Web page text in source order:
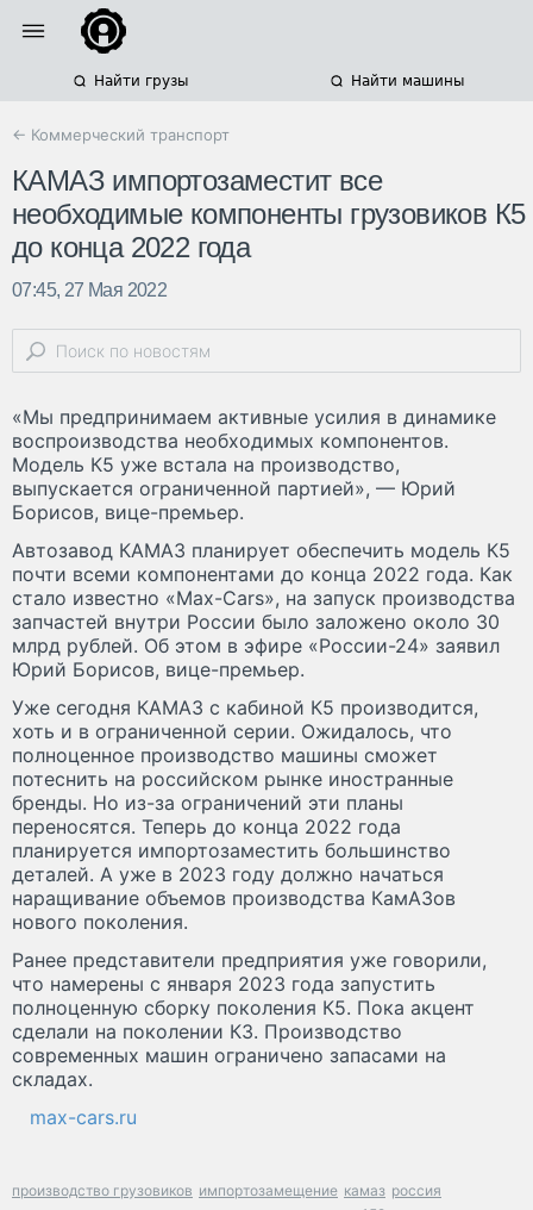
Найти грузы Найти машины
← Коммерческий транспорт
КАМАЗ импортозаместит все
необходимые компоненты грузовиков К5
до конца 2022 года
07:45, 27 Мая 2022
«Мы предпринимаем активные усилия в динамике
воспроизводства необходимых компонентов.
Модель К5 уже встала на производство,
выпускается ограниченной партией», — Юрий
Борисов, вице-премьер.
Автозавод КАМАЗ планирует обеспечить модель К5
почти всеми компонентами до конца 2022 года. Как
стало известно «Max-Cars», на запуск производства
запчастей внутри России было заложено около 30
млрд рублей. Об этом в эфире «России-24» заявил
Юрий Борисов, вице-премьер.
Уже сегодня КАМАЗ с кабиной К5 производится,
хоть и в ограниченной серии. Ожидалось, что
полноценное производство машины сможет
потеснить на российском рынке иностранные
бренды. Но из-за ограничений эти планы
переносятся. Теперь до конца 2022 года
планируется импортозаместить большинство
деталей. А уже в 2023 году должно начаться
наращивание объемов производства КамАЗов
нового поколения.
Ранее представители предприятия уже говорили,
что намерены с января 2023 года запустить
полноценную сборку поколения К5. Пока акцент
сделали на поколении К3. Производство
современных машин ограничено запасами на
складах.
max-cars.ru
производство грузовиков импортозамещение камаз россия